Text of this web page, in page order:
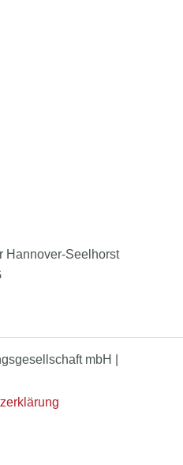
Hannover-Seelhorst
mbH |